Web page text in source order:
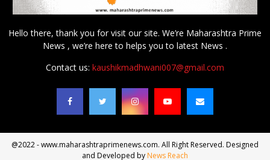
Hello there, thank you for visit our site. We’re Maharashtra Prime
News , we’re here to helps you to latest News .
Contact us: kaushikmadhwani007@gmail.com
@2022 - www.maharashtraprimenews.com. All Right Reserved. Designed
and Developed by News Reach